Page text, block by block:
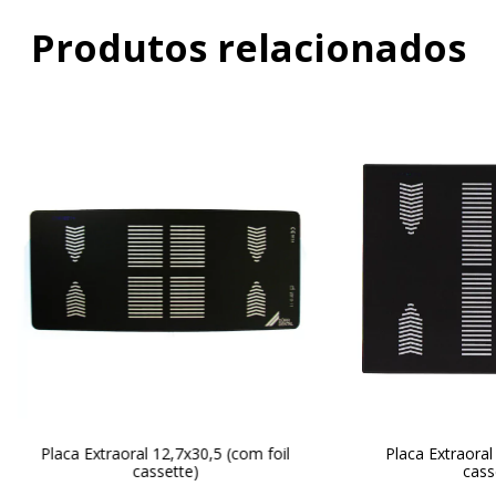
Produtos relacionados
Placa Extraoral 12,7x30,5 (com foil
cassette)
Placa